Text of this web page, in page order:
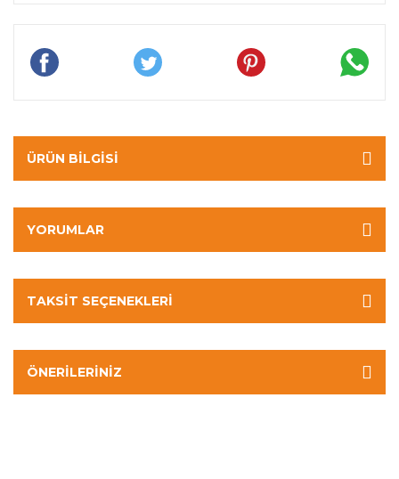
ÜRÜN BILGISI
YORUMLAR
TAKSIT SEÇENEKLERI
ÖNERILERINIZ